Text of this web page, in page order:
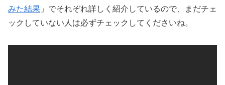
みた結果 」でそれぞれ詳しく紹介しているので、まだチェ
ックしていない人は必ずチェックしてくださいね。